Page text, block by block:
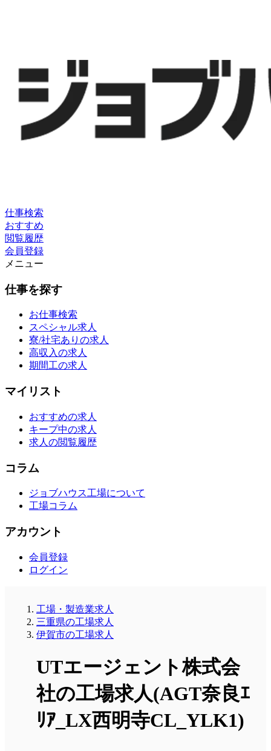
仕事検索
おすすめ
閲覧履歴
会員登録
メニュー
仕事を探す
お仕事検索
スペシャル求人
寮/社宅ありの求人
高収入の求人
期間工の求人
マイリスト
おすすめの求人
キープ中の求人
求人の閲覧履歴
コラム
ジョブハウス工場について
工場コラム
アカウント
会員登録
ログイン
工場・製造業求人
三重県の工場求人
伊賀市の工場求人
UTエージェント株式会
社の工場求人(AGT奈良ｴ
ﾘｱ_LX西明寺CL_YLK1)